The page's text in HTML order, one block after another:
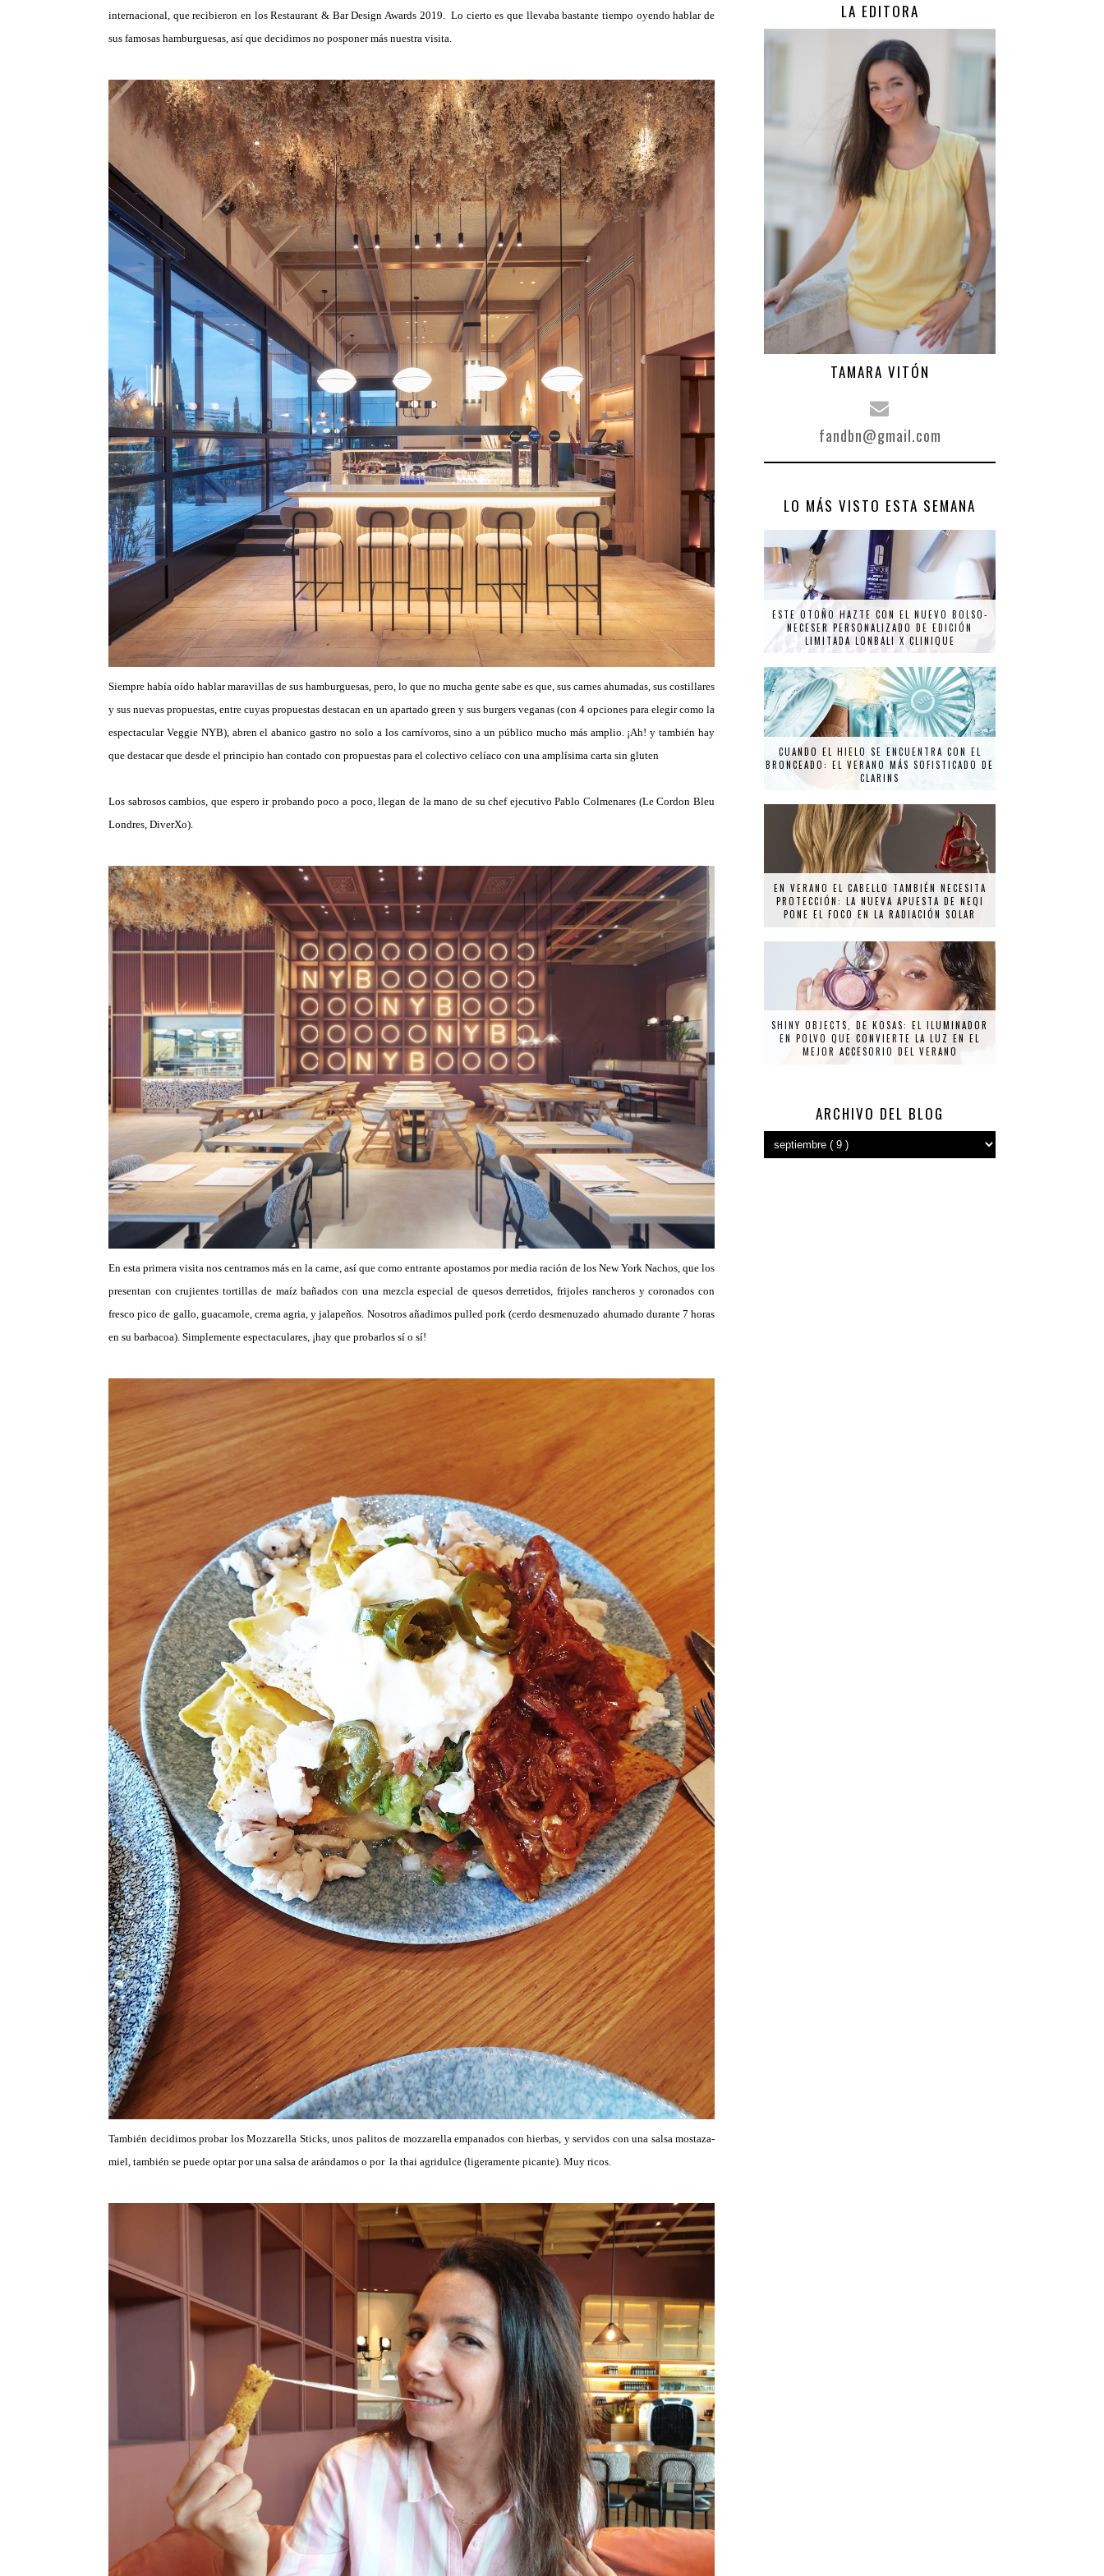
internacional, que recibieron en los Restaurant & Bar Design Awards 2019. Lo cierto es que llevaba bastante tiempo oyendo hablar de
sus famosas hamburguesas, así que decidimos no posponer más nuestra visita.
Siempre había oído hablar maravillas de sus hamburguesas, pero, lo que no mucha gente sabe es que, sus carnes ahumadas, sus costillares
y sus nuevas propuestas, entre cuyas propuestas destacan en un apartado green y sus burgers veganas (con 4 opciones para elegir como la
espectacular Veggie NYB), abren el abanico gastro no solo a los carnívoros, sino a un público mucho más amplio. ¡Ah! y también hay
que destacar que desde el principio han contado con propuestas para el colectivo celíaco con una amplísima carta sin gluten
Los sabrosos cambios, que espero ir probando poco a poco, llegan de la mano de su chef ejecutivo Pablo Colmenares (Le Cordon Bleu
Londres, DiverXo).
En esta primera visita nos centramos más en la carne, así que como entrante apostamos por media ración de los New York Nachos, que los
presentan con crujientes tortillas de maíz bañados con una mezcla especial de quesos derretidos, frijoles rancheros y coronados con
fresco pico de gallo, guacamole, crema agria, y jalapeños. Nosotros añadimos pulled pork (cerdo desmenuzado ahumado durante 7 horas
en su barbacoa). Simplemente espectaculares, ¡hay que probarlos sí o sí!
También decidimos probar los Mozzarella Sticks, unos palitos de mozzarella empanados con hierbas, y servidos con una salsa mostaza-
miel, también se puede optar por una salsa de arándamos o por la thai agridulce (ligeramente picante). Muy ricos.
LA EDITORA
TAMARA VITÓN
fandbn@gmail.com
LO MÁS VISTO ESTA SEMANA
ESTE OTOÑO HAZTE CON EL NUEVO BOLSO-
NECESER PERSONALIZADO DE EDICIÓN
LIMITADA LONBALI X CLINIQUE
CUANDO EL HIELO SE ENCUENTRA CON EL
BRONCEADO: EL VERANO MÁS SOFISTICADO DE
CLARINS
EN VERANO EL CABELLO TAMBIÉN NECESITA
PROTECCIÓN: LA NUEVA APUESTA DE NEQI
PONE EL FOCO EN LA RADIACIÓN SOLAR
SHINY OBJECTS, DE KOSAS: EL ILUMINADOR
EN POLVO QUE CONVIERTE LA LUZ EN EL
MEJOR ACCESORIO DEL VERANO
ARCHIVO DEL BLOG